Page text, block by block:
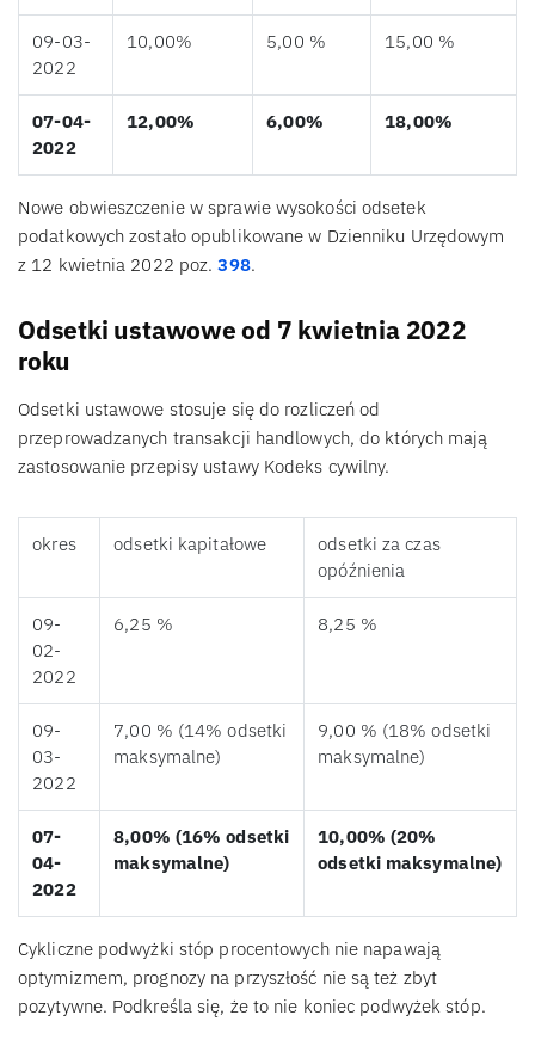
09-03-
2022
10,00% 5,00 % 15,00 %
07-04-
2022
12,00% 6,00% 18,00%
Nowe obwieszczenie w sprawie wysokości odsetek
podatkowych zostało opublikowane w Dzienniku Urzędowym
z 12 kwietnia 2022 poz.398.
Odsetki ustawowe od 7 kwietnia 2022
roku
Odsetki ustawowe stosuje się do rozliczeń od
przeprowadzanych transakcji handlowych, do których mają
zastosowanie przepisy ustawy Kodeks cywilny.
okres odsetki kapitałowe
odsetki za czas
opóźnienia
09-
02-
2022
6,25 % 8,25 %
09-
03-
2022
7,00 % (14% odsetki
maksymalne)
9,00 % (18% odsetki
maksymalne)
07-
04-
2022
8,00% (16% odsetki
maksymalne)
10,00% (20%
odsetki maksymalne)
Cykliczne podwyżki stóp procentowych nie napawają
optymizmem, prognozy na przyszłość nie są też zbyt
pozytywne. Podkreśla się, że to nie koniec podwyżek stóp.